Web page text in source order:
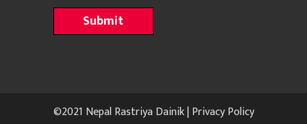
©2021 Nepal Rastriya Dainik |Privacy Policy